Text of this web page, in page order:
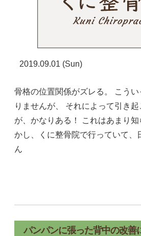
2019.09.01 (Sun)
骨格の位置関係がズレる。 こう
りませんが、 それによって引き
が、かなりある！ これはあまり
かし、くに整骨院で行っていて、
ん
パンパンに張った背中の改善